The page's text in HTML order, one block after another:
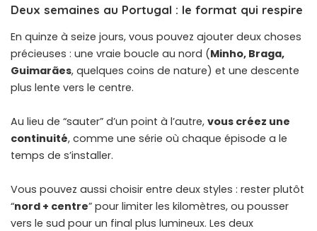
Deux semaines au Portugal : le format qui respire
En quinze à seize jours, vous pouvez ajouter deux choses
précieuses : une vraie boucle au nord (Minho, Braga,
Guimarães, quelques coins de nature) et une descente
plus lente vers le centre.
Au lieu de “sauter” d’un point à l’autre, vous créez une
continuité, comme une série où chaque épisode a le
temps de s’installer.
Vous pouvez aussi choisir entre deux styles : rester plutôt
“nord + centre” pour limiter les kilomètres, ou pousser
vers le sud pour un final plus lumineux. Les deux